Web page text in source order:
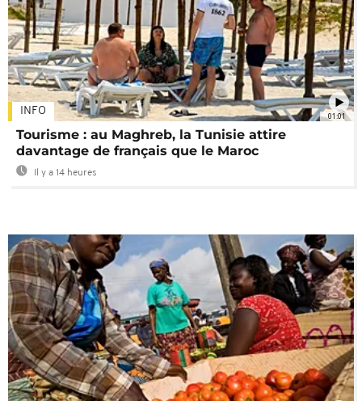
01:01
INFO
Tourisme : au Maghreb, la Tunisie attire
davantage de français que le Maroc
Il y a 14 heures